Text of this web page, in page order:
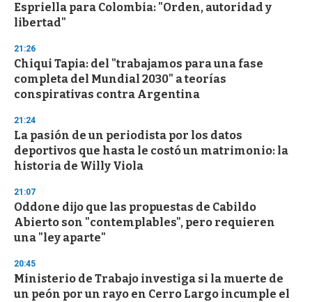
Espriella para Colombia: "Orden, autoridad y
libertad"
21:26
Chiqui Tapia: del "trabajamos para una fase
completa del Mundial 2030" a teorías
conspirativas contra Argentina
21:24
La pasión de un periodista por los datos
deportivos que hasta le costó un matrimonio: la
historia de Willy Viola
21:07
Oddone dijo que las propuestas de Cabildo
Abierto son "contemplables", pero requieren
una "ley aparte"
20:45
Ministerio de Trabajo investiga si la muerte de
un peón por un rayo en Cerro Largo incumple el